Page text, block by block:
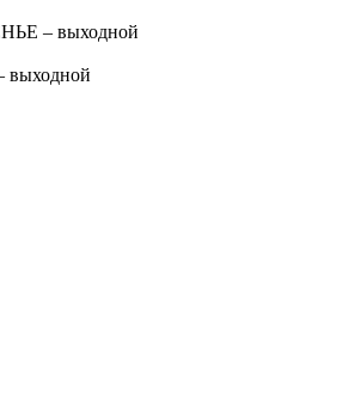
– выходной